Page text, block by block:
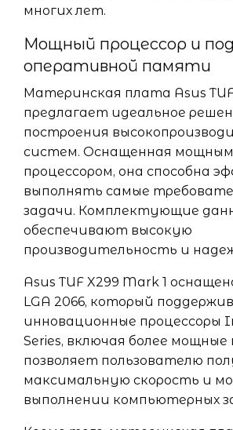
многих лет.
Мощный процессор и
оперативной памяти
Материнская плата Asus TUF
предлагает идеальное
построения
систем. Оснащенная мощным
процессором, она способна
выполнять самые
задачи. Комплектующие
обеспечивают высокую
производительность и
Asus TUF X299 Mark 1
LGA 2066, который
инновационные процессоры
Series, включая более
позволяет пользователю
максимальную скорость и
выполнении компьютерных